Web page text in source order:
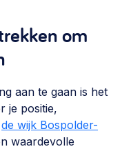
maken >
>
netwerken
om
aan te gaan is het
je positie,
de wijk Bospolder-
waardevolle